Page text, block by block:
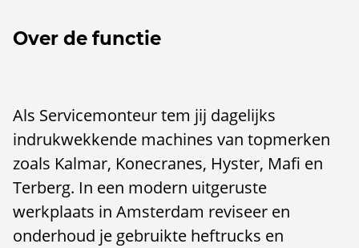
Over de functie
Als Servicemonteur tem jij dagelijks
indrukwekkende machines van topmerken
zoals Kalmar, Konecranes, Hyster, Mafi en
Terberg. In een modern uitgeruste
werkplaats in Amsterdam reviseer en
onderhoud je gebruikte heftrucks en